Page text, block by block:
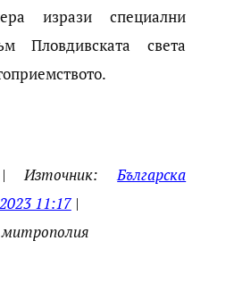
изрази специални
Пловдивската света
| Източник:Българска
11:17|